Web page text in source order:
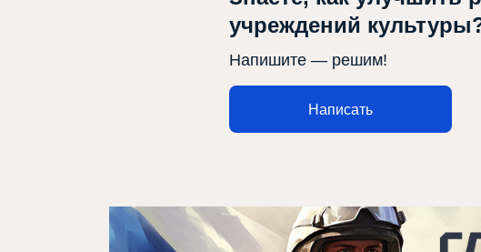
учреждений
Напишите — решим!
Написать